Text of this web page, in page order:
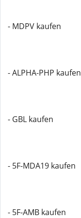
- MDPV kaufen
- ALPHA-PHP kaufen
- GBL kaufen
- 5F-MDA19 kaufen
- 5F-AMB kaufen